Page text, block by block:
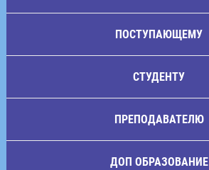
ПОСТУПАЮЩЕМУ
СТУДЕНТУ
ПРЕПОДАВАТЕЛЮ
ДОП ОБРАЗОВАНИЕ